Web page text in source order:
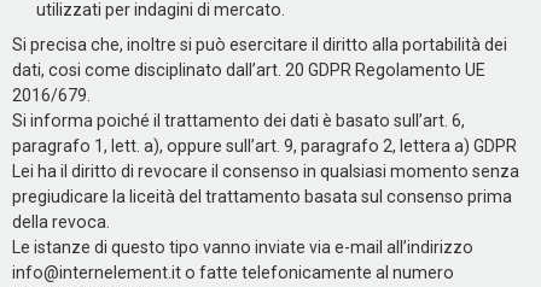
utilizzati per indagini di mercato.
Si precisa che, inoltre si può esercitare il diritto alla portabilità dei
dati, cosi come disciplinato dall’art. 20 GDPR Regolamento UE
2016/679.
Si informa poiché il trattamento dei dati è basato sull’art. 6,
paragrafo 1, lett. a), oppure sull’art. 9, paragrafo 2, lettera a) GDPR
Lei ha il diritto di revocare il consenso in qualsiasi momento senza
pregiudicare la liceità del trattamento basata sul consenso prima
della revoca.
Le istanze di questo tipo vanno inviate via e-mail all’indirizzo
info@internelement.it o fatte telefonicamente al numero